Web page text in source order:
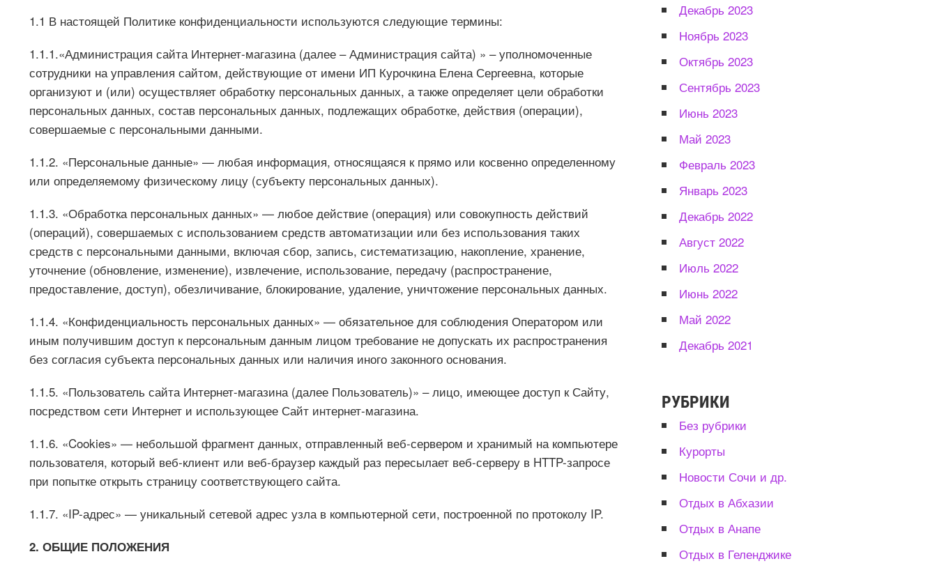
1.1 В настоящей Политике конфиденциальности используются следующие термины:
1.1.1.«Администрация сайта Интернет-магазина (далее – Администрация сайта) » – уполномоченные
сотрудники на управления сайтом, действующие от имени ИП Курочкина Елена Сергеевна, которые
организуют и (или) осуществляет обработку персональных данных, а также определяет цели обработки
персональных данных, состав персональных данных, подлежащих обработке, действия (операции),
совершаемые с персональными данными.
1.1.2. «Персональные данные» — любая информация, относящаяся к прямо или косвенно определенному
или определяемому физическому лицу (субъекту персональных данных).
1.1.3. «Обработка персональных данных» — любое действие (операция) или совокупность действий
(операций), совершаемых с использованием средств автоматизации или без использования таких
средств с персональными данными, включая сбор, запись, систематизацию, накопление, хранение,
уточнение (обновление, изменение), извлечение, использование, передачу (распространение,
предоставление, доступ), обезличивание, блокирование, удаление, уничтожение персональных данных.
1.1.4. «Конфиденциальность персональных данных» — обязательное для соблюдения Оператором или
иным получившим доступ к персональным данным лицом требование не допускать их распространения
без согласия субъекта персональных данных или наличия иного законного основания.
1.1.5. «Пользователь сайта Интернет-магазина (далее Пользователь)» – лицо, имеющее доступ к Сайту,
посредством сети Интернет и использующее Сайт интернет-магазина.
1.1.6. «Cookies» — небольшой фрагмент данных, отправленный веб-сервером и хранимый на компьютере
пользователя, который веб-клиент или веб-браузер каждый раз пересылает веб-серверу в HTTP-запросе
при попытке открыть страницу соответствующего сайта.
1.1.7. «IP-адрес» — уникальный сетевой адрес узла в компьютерной сети, построенной по протоколу IP.
2. ОБЩИЕ ПОЛОЖЕНИЯ
Декабрь 2023
Ноябрь 2023
Октябрь 2023
Сентябрь 2023
Июнь 2023
Май 2023
Февраль 2023
Январь 2023
Декабрь 2022
Август 2022
Июль 2022
Июнь 2022
Май 2022
Декабрь 2021
РУБРИКИ
Без рубрики
Курорты
Новости Сочи и др.
Отдых в Абхазии
Отдых в Анапе
Отдых в Геленджике